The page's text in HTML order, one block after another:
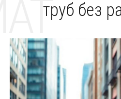
труб без